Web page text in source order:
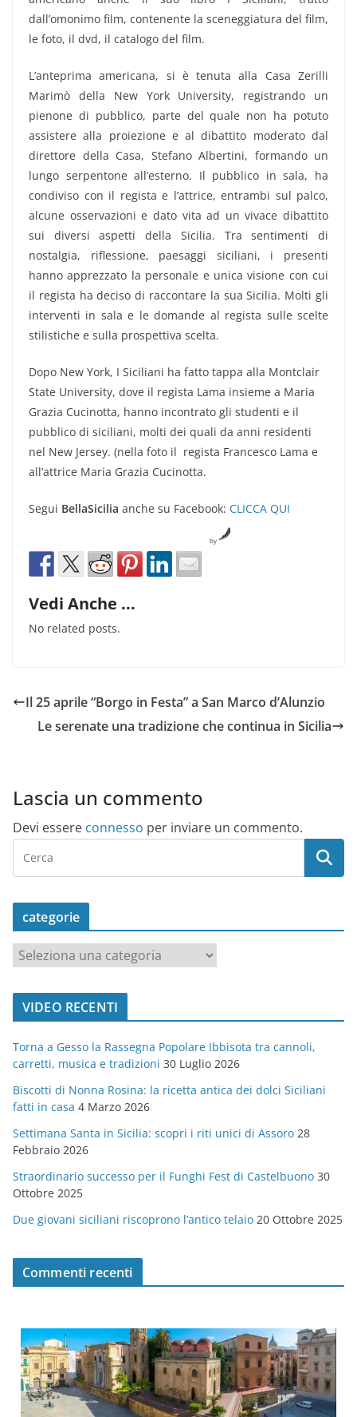
dall’omonimo film, contenente la sceneggiatura del film,
le foto, il dvd, il catalogo del film.
L’anteprima americana, si è tenuta alla Casa Zerilli
Marimò della New York University, registrando un
pienone di pubblico, parte del quale non ha potuto
assistere alla proiezione e al dibattito moderato dal
direttore della Casa, Stefano Albertini, formando un
lungo serpentone all’esterno. Il pubblico in sala, ha
condiviso con il regista e l’attrice, entrambi sul palco,
alcune osservazioni e dato vita ad un vivace dibattito
sui diversi aspetti della Sicilia. Tra sentimenti di
nostalgia, riflessione, paesaggi siciliani, i presenti
hanno apprezzato la personale e unica visione con cui
il regista ha deciso di raccontare la sua Sicilia. Molti gli
interventi in sala e le domande al regista sulle scelte
stilistiche e sulla prospettiva scelta.
Dopo New York, I Siciliani ha fatto tappa alla Montclair
State University, dove il regista Lama insieme a Maria
Grazia Cucinotta, hanno incontrato gli studenti e il
pubblico di siciliani, molti dei quali da anni residenti
nel New Jersey. (nella foto il regista Francesco Lama e
all’attrice Maria Grazia Cucinotta.
Segui BellaSicilia anche su Facebook: CLICCA QUI
by
Vedi Anche ...
No related posts.
Il 25 aprile “Borgo in Festa” a San Marco d’Alunzio
Le serenate una tradizione che continua in Sicilia
Lascia un commento
Devi essere connesso per inviare un commento.
categorie
a
t
o
r
i
e
VIDEO RECENTI
Torna a Gesso la Rassegna Popolare Ibbisota tra cannoli,
carretti, musica e tradizioni 30 Luglio 2026
Biscotti di Nonna Rosina: la ricetta antica dei dolci Siciliani
fatti in casa 4 Marzo 2026
Settimana Santa in Sicilia: scopri i riti unici di Assoro 28
Febbraio 2026
Straordinario successo per il Funghi Fest di Castelbuono 30
Ottobre 2025
Due giovani siciliani riscoprono l’antico telaio 20 Ottobre 2025
Commenti recenti